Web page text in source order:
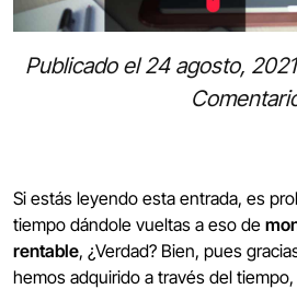
Publicado el24 agosto, 2021
Si estás leyendo esta entrada, es
tiempo dándole vueltas a eso de
rentable, ¿Verdad? Bien, pues
hemos adquirido a través del